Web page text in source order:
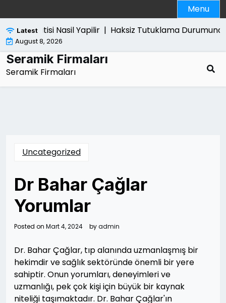
to
content
Menu
Latest
Pro Satisi Nasil Yapilir |Haksiz Tutuklama Durumunda
August 8, 2026
Seramik Firmaları
Seramik Firmaları
Uncategorized
Dr Bahar Çağlar
Yorumlar
Posted on Mart 4, 2024 byadmin
Dr. Bahar Çağlar, tıp alanında uzmanlaşmış bir
hekimdir ve sağlık sektöründe önemli bir yere
sahiptir. Onun yorumları, deneyimleri ve
uzmanlığı, pek çok kişi için büyük bir kaynak
niteliği taşımaktadır. Dr. Bahar Çağlar'ın